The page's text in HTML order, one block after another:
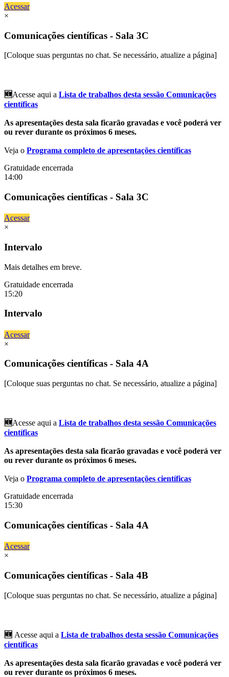
Acessar
×
Comunicações científicas - Sala 3C
[Coloque suas perguntas no chat. Se necessário, atualize a página]
🆕Acesse aqui a Lista de trabalhos desta sessão Comunicações
científicas
As apresentações desta sala ficarão gravadas e você poderá ver
ou rever durante os próximos 6 meses.
Veja o Programa completo de apresentações científicas
Gratuidade encerrada
14:00
Comunicações científicas - Sala 3C
Acessar
×
Intervalo
Mais detalhes em breve.
Gratuidade encerrada
15:20
Intervalo
Acessar
×
Comunicações científicas - Sala 4A
[Coloque suas perguntas no chat. Se necessário, atualize a página]
🆕Acesse aqui a Lista de trabalhos desta sessão Comunicações
científicas
As apresentações desta sala ficarão gravadas e você poderá ver
ou rever durante os próximos 6 meses.
Veja o Programa completo de apresentações científicas
Gratuidade encerrada
15:30
Comunicações científicas - Sala 4A
Acessar
×
Comunicações científicas - Sala 4B
[Coloque suas perguntas no chat. Se necessário, atualize a página]
🆕 Acesse aqui a Lista de trabalhos desta sessão Comunicações
científicas
As apresentações desta sala ficarão gravadas e você poderá ver
ou rever durante os próximos 6 meses.